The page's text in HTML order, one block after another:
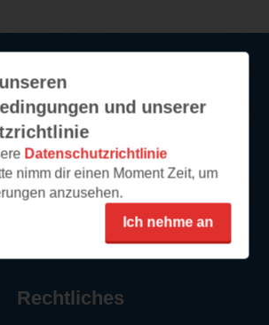
und unserer
Datenschutzrichtlinie
nimm dir einen Moment Zeit, um
anzusehen.
Ich nehme an
Service
So funktioniert‘s
FAQ
abonnieren
Rechtliches